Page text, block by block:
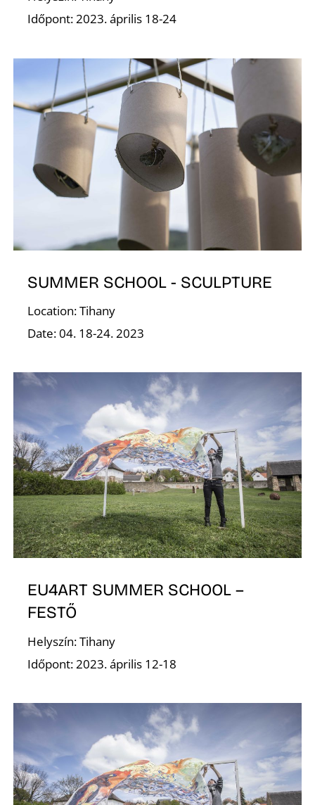
Időpont: 2023. április 18-24
SUMMER SCHOOL - SCULPTURE
Location: Tihany
Date: 04. 18-24. 2023
EU4ART SUMMER SCHOOL –
FESTŐ
Helyszín: Tihany
Időpont: 2023. április 12-18